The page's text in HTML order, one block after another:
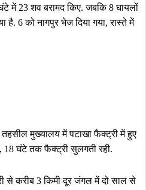
में 23 शव बरामद किए. जबकि 8 घायलों
6 को नागपुर भेज दिया गया, रास्ते में
मुख्यालय में पटाखा फैक्ट्री में हुए
18 घंटे तक फैक्ट्री सुलगती रही.
से करीब 3 किमी दूर जंगल में दो साल से